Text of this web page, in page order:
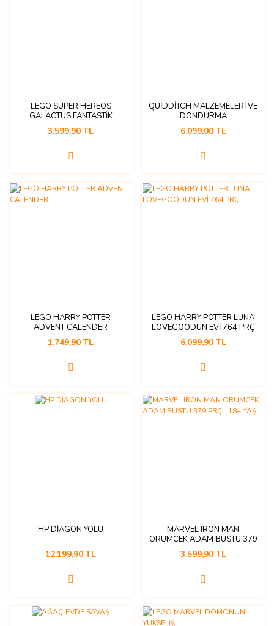
LEGO SUPER HEREOS
GALACTUS FANTASTİK
DORTLU
3.599,90 TL
QUİDDİTCH MALZEMELERİ VE
DONDURMA
6.099,00 TL
LEGO HARRY POTTER
ADVENT CALENDER
1.749,90 TL
LEGO HARRY POTTER LUNA
LOVEGOODUN EVİ 764 PRÇ
6.099,90 TL
HP DİAGON YOLU
12.199,90 TL
MARVEL IRON MAN
ÖRÜMCEK ADAM BÜSTÜ 379
PRÇ . 18+ YAŞ
3.599,90 TL